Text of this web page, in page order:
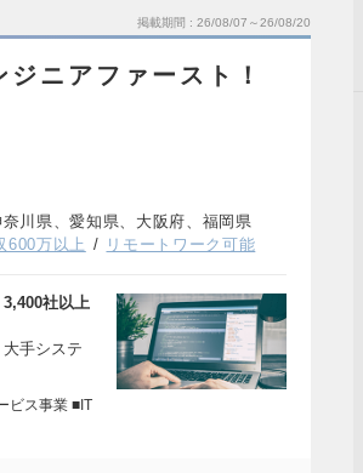
掲載期間 26/08/07～26/08/20
ニアファースト！
川県、愛知県、大阪府、福岡県
600万以上 リモートワーク可能
社以上
手システ
ビス事業 ■IT